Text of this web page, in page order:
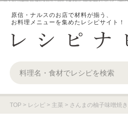
原信・ナルスのお店で材料が揃う、
お料理メニューを集めたレシピサイト！
TOP > レシピ > 主菜 > さんまの柚子味噌焼き